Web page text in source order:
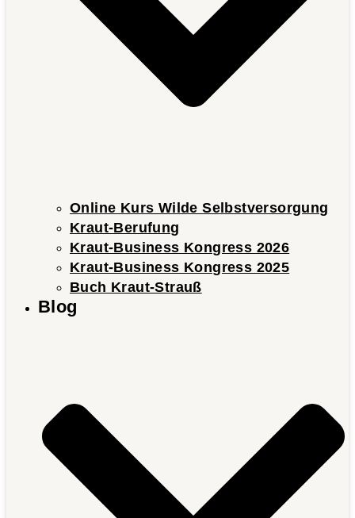
Online Kurs Wilde Selbstversorgung
Kraut-Berufung
Kraut-Business Kongress 2026
Kraut-Business Kongress 2025
Buch Kraut-Strauß
Blog